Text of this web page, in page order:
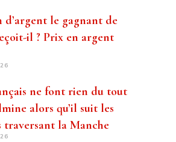
d’argent le gagnant de
il ? Prix ​​en argent
ne font rien du tout
alors qu’il suit les
traversant la Manche